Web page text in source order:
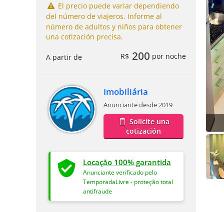
El precio puede variar dependiendo
del número de viajeros. Informe al
número de adultos y niños para obtener
una cotización precisa.
A partir de R$ 200 por noche
Imobiliária
Anunciante desde 2019
Solicite una
cotización
Locação 100% garantida
Anunciante verificado pelo
TemporadaLivre - proteção total
antifraude